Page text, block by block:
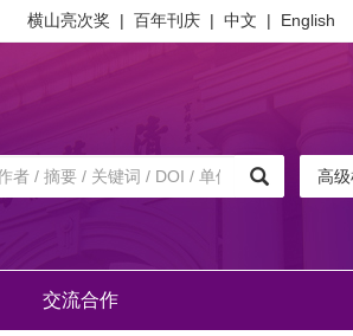
横山亮次奖 | 百年刊庆 | 中文 | English
高
交流合作